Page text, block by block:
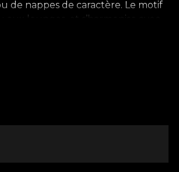
de nappes de caractère. Le motif
lounges, et s’harmonise avec
une atmosphère sophistiquée,
empreints de raffinement et de